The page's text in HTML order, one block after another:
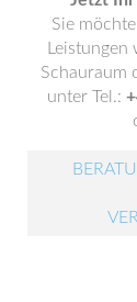
Sie
Schauraum
unter Tel.: